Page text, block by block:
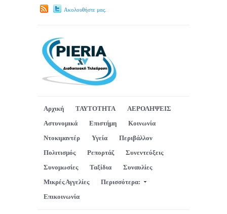
Ακολουθήστε μας.
Αρχική ΤΑΥΤΟΤΗΤΑ
ΑΕΡΟΛΗΨΕΙΣ
Αστυνομικά
Επιστήμη
Κοινωνία
Ντοκιμαντέρ
Υγεία
Περιβάλλον
Πολιτισμός
Ρεπορτάζ
Συνεντεύξεις
Συνομωσίες
Ταξίδια
Συναυλίες
Μικρές Αγγελίες
Περισσότερα:
Επικοινωνία